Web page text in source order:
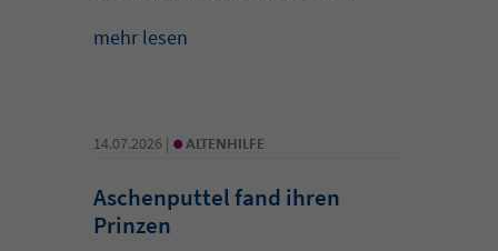
mehr lesen
14.07.2026 | • ALTENHILFE
Aschenputtel fand ihren
Prinzen